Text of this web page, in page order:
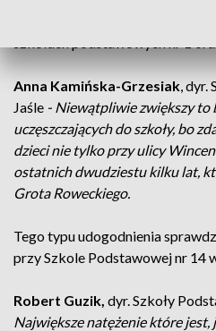
Anna Kamińska-Grzesiak, dyr.
Jaśle - Niewątpliwie zwiększy to
uczęszczających do szkoły, bo
dzieci nie tylko przy ulicy
ostatnich dwudziestu kilku lat,
Grota Roweckiego.
Tego typu udogodnienia
przy Szkole Podstawowej nr 14
Robert Guzik, dyr. Szkoły
Największe natężenie które jest,